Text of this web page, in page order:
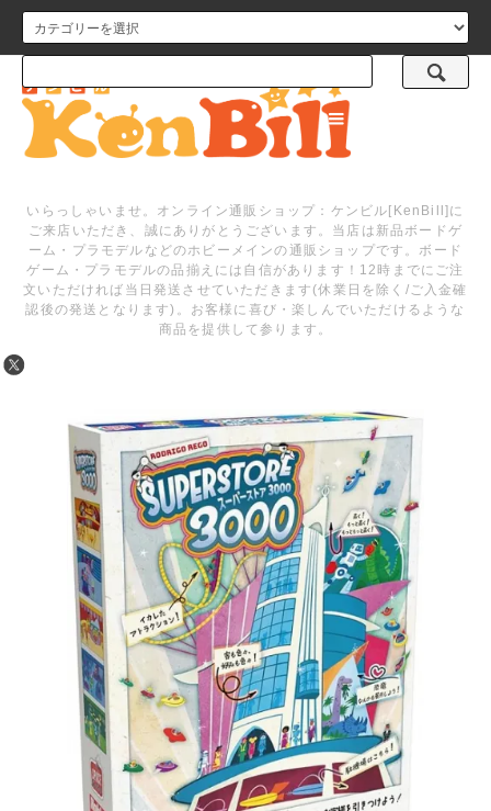
メニュー
いらっしゃいませ。オンライン通販ショップ：ケンビル[KenBill]に
ご来店いただき、誠にありがとうございます。当店は新品ボードゲ
ーム・プラモデルなどのホビーメインの通販ショップです。ボード
ゲーム・プラモデルの品揃えには自信があります！12時までにご注
文いただければ当日発送させていただきます(休業日を除く/ご入金確
認後の発送となります)。お客様に喜び・楽しんでいただけるような
商品を提供して参ります。